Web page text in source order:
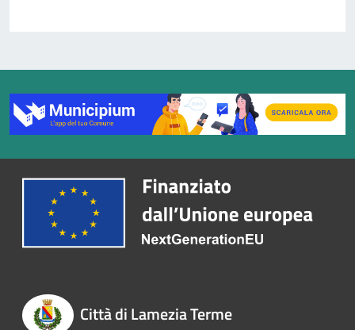
Città di Lamezia Terme